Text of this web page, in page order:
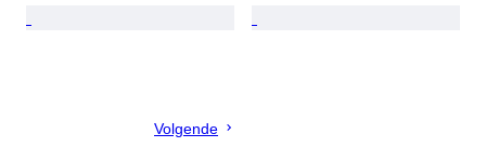
Volgende